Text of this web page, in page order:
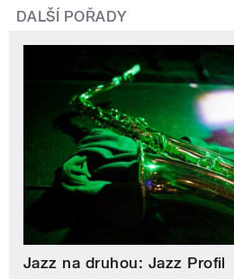
DALŠÍ POŘADY
Jazz na druhou: Jazz Profil